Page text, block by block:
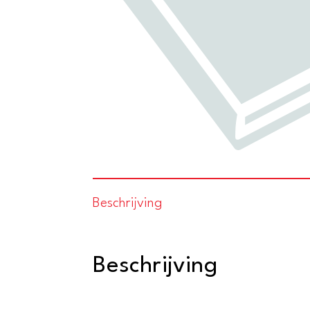
Beschrijving
Beschrijving